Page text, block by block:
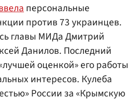
персональные
против 73 украинцев.
главы МИДа Дмитрий
Данилов. Последний
оценкой» его работы
интересов. Кулеба
России за «Крымскую